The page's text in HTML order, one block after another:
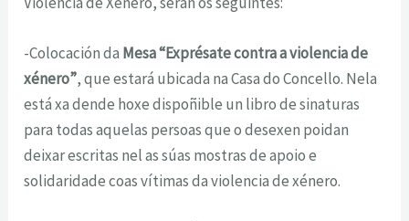
-Colocación da Mesa “Exprésate contra a violencia de
xénero”, que estará ubicada na Casa do Concello. Nela
está xa dende hoxe dispoñible un libro de sinaturas
para todas aquelas persoas que o desexen poidan
deixar escritas nel as súas mostras de apoio e
solidaridade coas vítimas da violencia de xénero.